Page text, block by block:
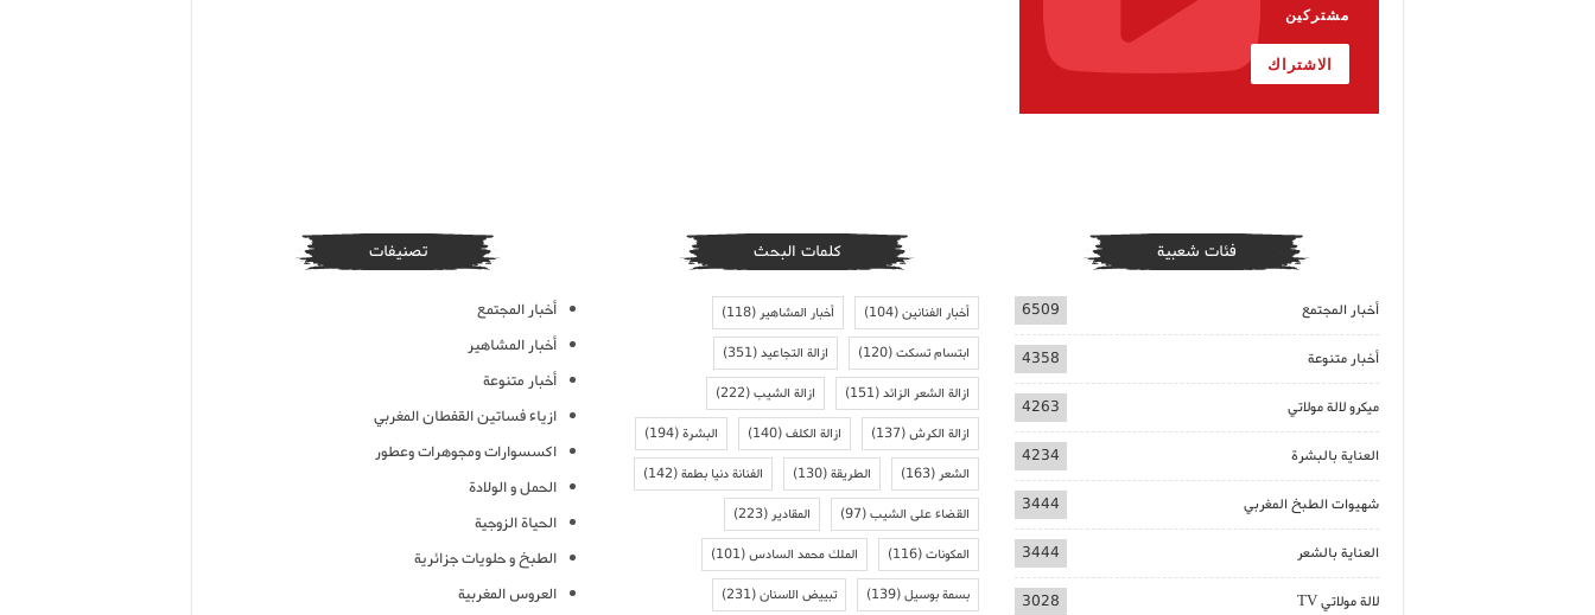
مشتركين
الاشتراك
فئات شعبية
أخبار المجتمع 6509
أخبار متنوعة 4358
ميكرو لالة مولاتي 4263
العناية بالبشرة 4234
شهيوات الطبخ المغربي 3444
العناية بالشعر 3444
لالة مولاتي TV 3028
كلمات البحث
أخبار الفنانين(104) أخبار المشاهير(118)
ابتسام تسكت(120) ازالة التجاعيد(351)
ازالة الشعر الزائد(151) ازالة الشيب(222)
ازالة الكرش(137) ازالة الكلف(140) البشرة(194)
الشعر(163) الطريقة(130) الفنانة دنيا بطمة(142)
القضاء على الشيب(97) المقادير(223)
المكونات(116) الملك محمد السادس(101)
بسمة بوسيل(139) تبييض الاسنان(231)
تصنيفات
أخبار المجتمع
أخبار المشاهير
أخبار متنوعة
ازياء فساتين القفطان المغربي
اكسسوارات ومجوهرات وعطور
الحمل و الولادة
الحياة الزوجية
الطبخ و حلويات جزائرية
العروس المغربية